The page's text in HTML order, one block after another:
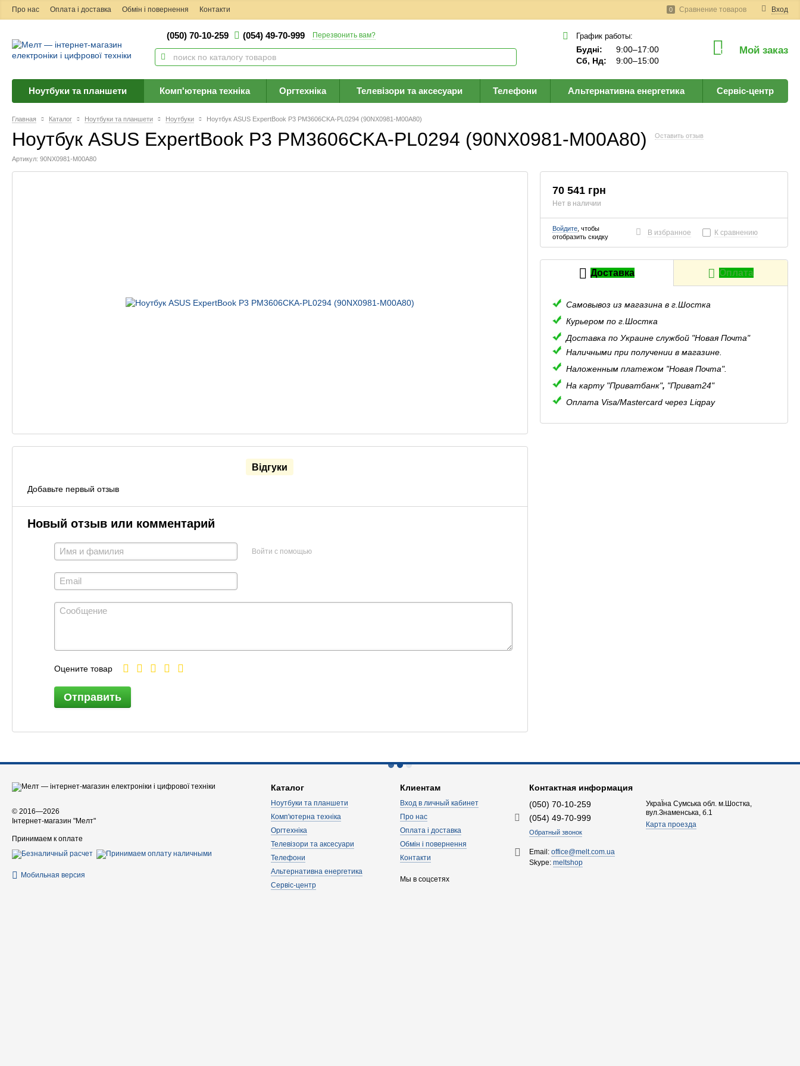
Про нас Оплата і доставка Обмін і повернення Контакти Вход
0 Сравнение товаров
(050) 70-10-259 (054) 49-70-999 Перезвонить вам? График работы:
Будні:
9:00–17:00
Сб, Нд:
9:00–15:00
0 Мой заказ
Ноутбуки та планшети Комп'ютерна техніка Оргтехніка Телевізори та аксесуари Телефони Альтернативна енергетика Сервіс-центр
Главная Каталог Ноутбуки та планшети Ноутбуки Ноутбук ASUS ExpertBook P3 PM3606CKA-PL0294 (90NX0981-M00A80)
Ноутбук ASUS ExpertBook P3 PM3606CKA-PL0294 (90NX0981-M00A80) Оставить отзыв
Артикул: 90NX0981-M00A80
Відгуки
Добавьте первый отзыв
Новый отзыв или комментарий
Войти с помощью
Оцените товар
Отправить
70 541 грн
Нет в наличии
Войдите, чтобы
отобразить скидку
В избранное К сравнению
Доставка Оплата
Самовывоз из магазина в г.Шостка
Курьером по г.Шостка
Доставка по Украине службой "Новая Почта"
Наличными при получении в магазине.
Наложенным платежом "Новая Почта".
На карту "Приватбанк", "Приват24"
Оплата Visa/Mastercard через Liqpay
© 2016—2026
Інтернет-магазин "Мелт"
Принимаем к оплате
Мобильная версия
Каталог
Ноутбуки та планшети
Комп'ютерна техніка
Оргтехніка
Телевізори та аксесуари
Телефони
Альтернативна енергетика
Сервіс-центр
Клиентам
Вход в личный кабинет
Про нас
Оплата і доставка
Обмін і повернення
Контакти
Мы в соцсетях
Контактная информация
(050) 70-10-259
(054) 49-70-999
Обратный звонок
УкраЇна Сумська обл. м.Шостка,
вул.Знаменська, б.1
Карта проезда
Email:office@melt.com.ua
Skype:meltshop